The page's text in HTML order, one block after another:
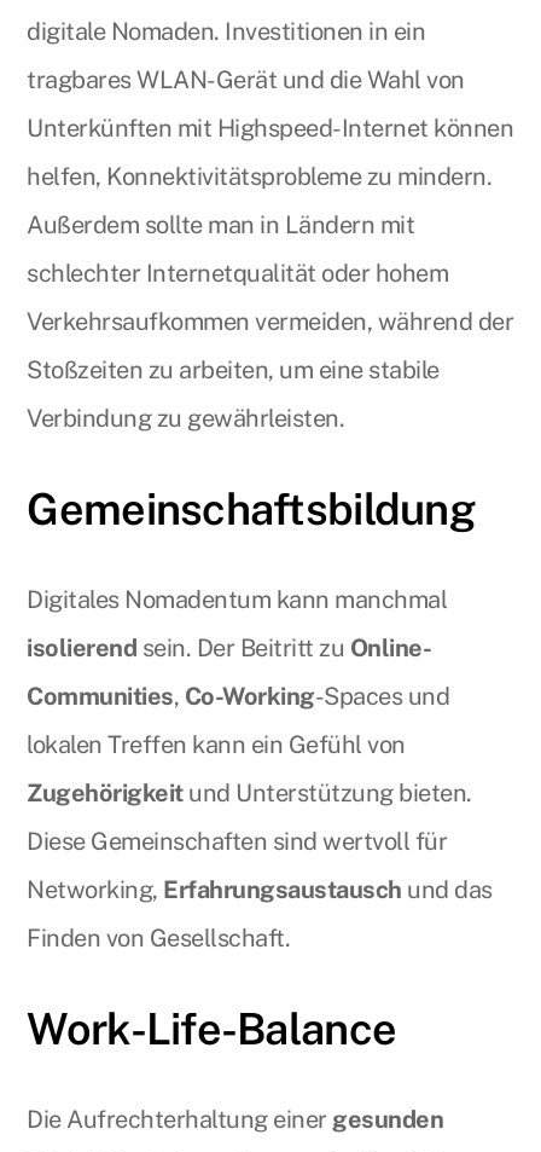
digitale Nomaden. Investitionen in ein
tragbares WLAN-Gerät und die Wahl von
Unterkünften mit Highspeed-Internet können
helfen, Konnektivitätsprobleme zu mindern.
Außerdem sollte man in Ländern mit
schlechter Internetqualität oder hohem
Verkehrsaufkommen vermeiden, während der
Stoßzeiten zu arbeiten, um eine stabile
Verbindung zu gewährleisten.
Gemeinschaftsbildung
Digitales Nomadentum kann manchmal
isolierend sein. Der Beitritt zu Online-
Communities, Co-Working-Spaces und
lokalen Treffen kann ein Gefühl von
Zugehörigkeitund Unterstützung bieten.
Diese Gemeinschaften sind wertvoll für
Networking, Erfahrungsaustausch und das
Finden von Gesellschaft.
Work-Life-Balance
Die Aufrechterhaltung einer gesunden